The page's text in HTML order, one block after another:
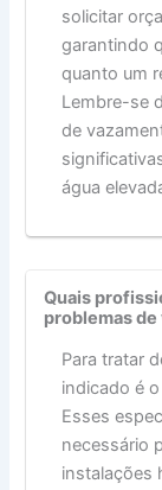
solicitar
garantindo
quanto um
Lembre-se
de
água
Quais
problemas de
Para tratar
indicado é
Esses
necessário
instalações